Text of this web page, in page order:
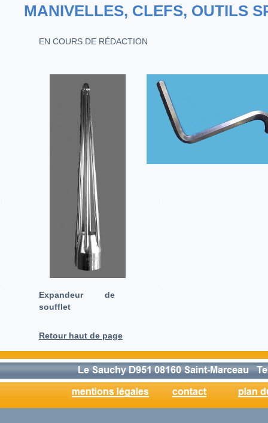
MANIVELLES, CLEFS, OUTILS
EN COURS DE RÉDACTION
Expandeur de
soufflet
Retour haut de page